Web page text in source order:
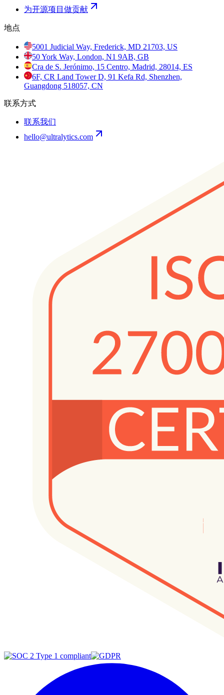
为开源项目做贡献
地点
5001 Judicial Way, Frederick, MD 21703, US
50 York Way, London, N1 9AB, GB
Cra de S. Jerónimo, 15 Centro, Madrid, 28014, ES
6F, CR Land Tower D, 91 Kefa Rd, Shenzhen,
Guangdong 518057, CN
联系方式
联系我们
hello@ultralytics.com